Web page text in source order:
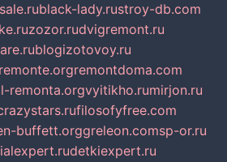
black-lady.rustroy-db.com
zozor.rudvigremont.ru
blogizotovoy.ru
remontdoma.com
remonta.orgvyitikho.rumirjon.ru
filosofyfree.com
buffett.orggreleon.comsp-or.ru
detkiexpert.ru